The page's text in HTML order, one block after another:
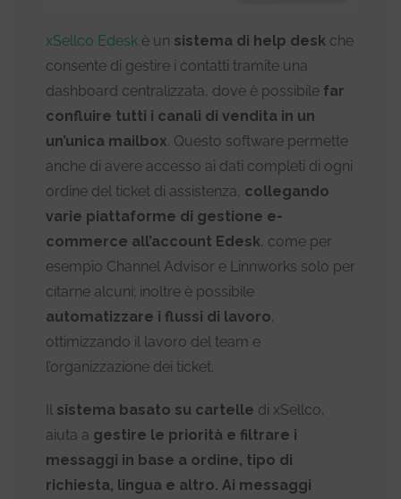
xSellco Edesk è un sistema di help desk che
consente di gestire i contatti tramite una
dashboard centralizzata, dove è possibile far
confluire tutti i canali di vendita in un
un’unica mailbox. Questo software permette
anche di avere accesso ai dati completi di ogni
ordine del ticket di assistenza, collegando
varie piattaforme di gestione e-
commerce all’account Edesk, come per
esempio Channel Advisor e Linnworks solo per
citarne alcuni; inoltre è possibile
automatizzare i flussi di lavoro,
ottimizzando il lavoro del team e
l’organizzazione dei ticket.
Il sistema basato su cartelle di xSellco,
aiuta a gestire le priorità e filtrare i
messaggi in base a ordine, tipo di
richiesta, lingua e altro. Ai messaggi